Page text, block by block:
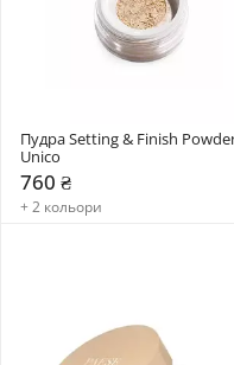
Пудра Setting & Finish
Unico
760 ₴
+ 2 кольори